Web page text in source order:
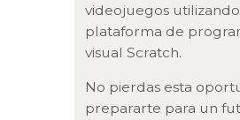
videojuegos
plataforma de
visual Scratch.
No pierdas esta
prepararte para un